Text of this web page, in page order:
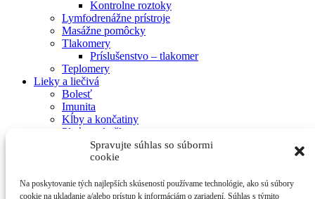
Spravujte súhlas so súbormi
cookie
Na poskytovanie tých najlepších skúseností používame technológie, ako sú súbory
cookie na ukladanie a/alebo prístup k informáciám o zariadení. Súhlas s týmito
Kontrolne roztoky
Lymfodrenážne prístroje
Masážne pomôcky
Tlakomery
Príslušenstvo – tlakomer
Teplomery
Lieky a liečivá
Bolesť
Imunita
Kĺby a končatiny
Pleť a pokožka
Srdce a cievy
Trávenie
Výživové doplnky
Zrak a sluch